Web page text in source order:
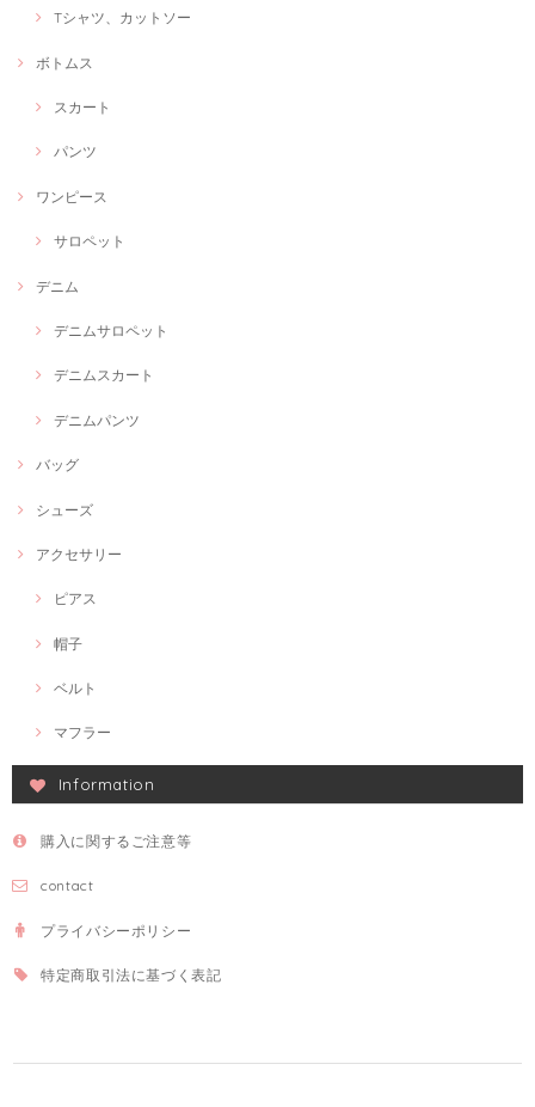
Tシャツ、カットソー
ボトムス
スカート
パンツ
ワンピース
サロペット
デニム
デニムサロペット
デニムスカート
デニムパンツ
バッグ
シューズ
アクセサリー
ピアス
帽子
ベルト
マフラー
Information
購入に関するご注意等
contact
プライバシーポリシー
特定商取引法に基づく表記